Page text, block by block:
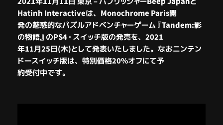
Hatinh Interactiveは、Monochrome Paris開
発の魅惑的なパズルアドベンチャーゲーム 『Tandem:影
の物語』 のPS4・スイッチ版の発売を、2021
年11月25日(木)として発表いたしました。なおニンテン
ドースイッチ版は、特別価格20%オフにて予
約受付中です。